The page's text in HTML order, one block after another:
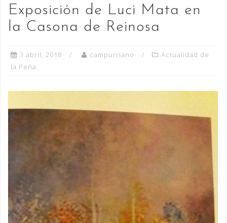
Exposición de Luci Mata en
la Casona de Reinosa
3 abril, 2018 campurriano
Actualidad de
la Peña